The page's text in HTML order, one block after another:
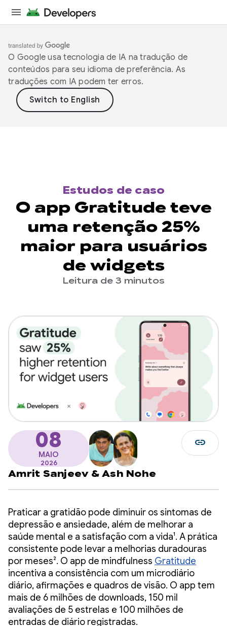
O Google usa tecnologia de IA na tradução de
conteúdos para seu idioma de preferência. As
traduções com IA podem ter erros.
Estudos de caso
O app Gratitude teve
uma retenção 25%
maior para usuários
de widgets
Leitura de 3 minutos
08
MAIO
2026
Amrit Sanjeev & Ash Nohe
link
Praticar a gratidão pode diminuir os sintomas de
depressão e ansiedade, além de melhorar a
saúde mental e a satisfação com a vida¹. A prática
consistente pode levar a melhorias duradouras
por meses². O app de mindfulness Gratitude
incentiva a consistência com um microdiário
diário, afirmações e quadros de visão. O app tem
mais de 6 milhões de downloads, 150 mil
avaliações de 5 estrelas e 100 milhões de
entradas de diário registradas.